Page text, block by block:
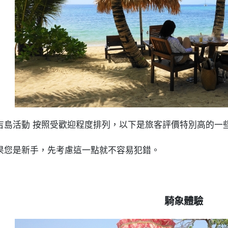
島活動 按照受歡迎程度排列，以下是旅客評價特別高的一
您是新手，先考慮這一點就不容易犯錯。
騎象體驗